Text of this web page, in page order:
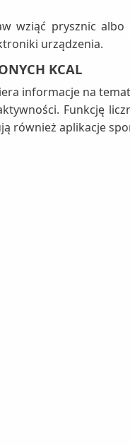
wziąć prysznic
urządzenia.
KCAL
informacje na
Funkcję
również aplikacje